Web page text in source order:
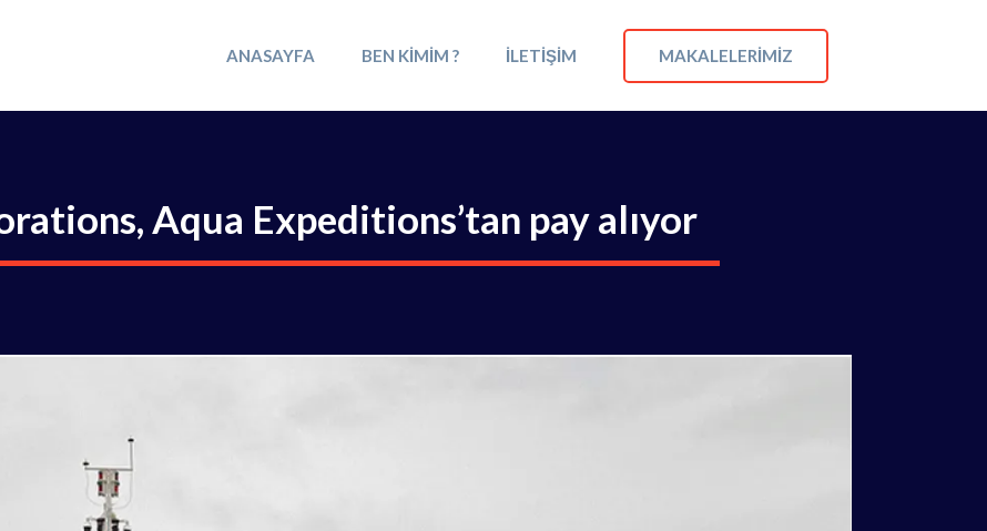
ANASAYFA BEN KIMIM ? İLETIŞIM MAKALELERIMIZ
Aqua Expeditions’tan pay alıyor